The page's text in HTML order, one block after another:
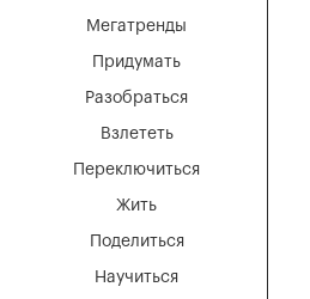
Мегатренды
Придумать
Разобраться
Взлететь
Переключиться
Жить
Поделиться
Научиться